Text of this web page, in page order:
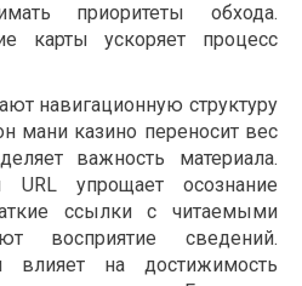
приоритеты обхода.
карты ускоряет процесс
навигационную структуру
мани казино переносит вес
важность материала.
URL упрощает осознание
ссылки с читаемыми
восприятие сведений.
влияет на достижимость